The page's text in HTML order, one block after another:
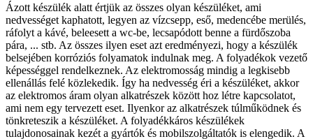
Ázott készülék alatt értjük az összes olyan készüléket, ami
nedvességet kaphatott, legyen az vízcsepp, eső, medencébe merülés,
ráfolyt a kávé, beleesett a wc-be, lecsapódott benne a fürdőszoba
pára, ... stb. Az összes ilyen eset azt eredményezi, hogy a készülék
belsejében korróziós folyamatok indulnak meg. A folyadékok vezető
képességgel rendelkeznek. Az elektromosság mindig a legkisebb
ellenállás felé közlekedik. Így ha nedvesség éri a készüléket, akkor
az elektromos áram olyan alkatrészek között hoz létre kapcsolatot,
ami nem egy tervezett eset. Ilyenkor az alkatrészek túlműködnek és
tönkreteszik a készüléket. A folyadékkáros készülékek
tulajdonosainak kezét a gyártók és mobilszolgáltatók is elengedik. A